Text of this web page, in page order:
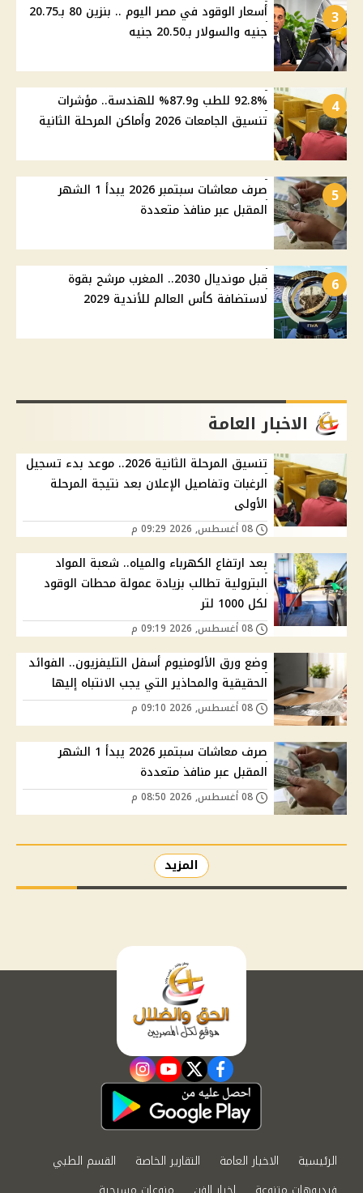
3
أسعار الوقود في مصر اليوم .. بنزين 80 بـ20.75
جنيه والسولار بـ20.50 جنيه
4
92.8% للطب و87.9% للهندسة.. مؤشرات
تنسيق الجامعات 2026 وأماكن المرحلة الثانية
5
صرف معاشات سبتمبر 2026 يبدأ 1 الشهر
المقبل عبر منافذ متعددة
6
قبل مونديال 2030.. المغرب مرشح بقوة
لاستضافة كأس العالم للأندية 2029
الاخبار العامة
تنسيق المرحلة الثانية 2026.. موعد بدء تسجيل
الرغبات وتفاصيل الإعلان بعد نتيجة المرحلة
الأولى
بعد ارتفاع الكهرباء والمياه.. شعبة المواد
البترولية تطالب بزيادة عمولة محطات الوقود
لكل 1000 لتر
وضع ورق الألومنيوم أسفل التليفزيون.. الفوائد
الحقيقية والمحاذير التي يجب الانتباه إليها
صرف معاشات سبتمبر 2026 يبدأ 1 الشهر
المقبل عبر منافذ متعددة
المزيد
facebook
twitter
youtube
instagram
الرئيسية الاخبار العامة التقارير الخاصة
القسم الطبي